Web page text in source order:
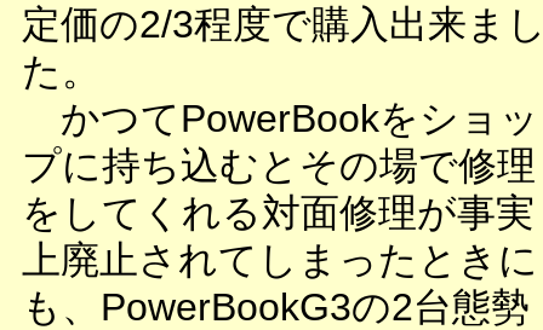
定価の2/3程度で購入出来ま
た。
かつてPowerBookをショッ
プに持ち込むとその場で修理
をしてくれる対面修理が事実
上廃止されてしまったときに
も、PowerBookG3の2台態勢